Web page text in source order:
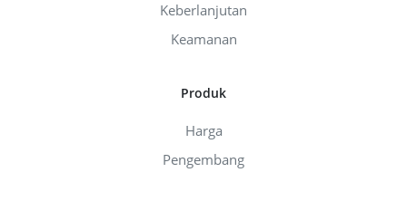
Keberlanjutan
Keamanan
Produk
Harga
Pengembang